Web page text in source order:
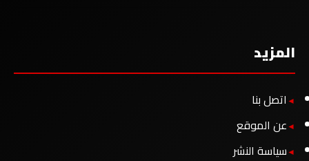
المزيد
اتصل بنا
عن الموقع
سياسة النشر